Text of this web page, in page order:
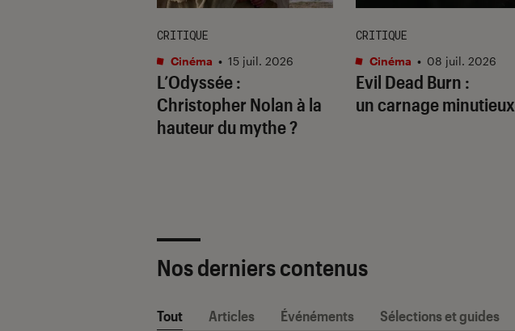
L’Odyssée:
Christopher Nolan à la
hauteur du mythe ?
CRITIQUE
Cinéma • 15 juil. 2026
Evil Dead Burn :
un carnage minutieux
CRITIQUE
Cinéma • 08 juil. 2026
Nos derniers contenus
Tout Articles Événéments Sélections et guides